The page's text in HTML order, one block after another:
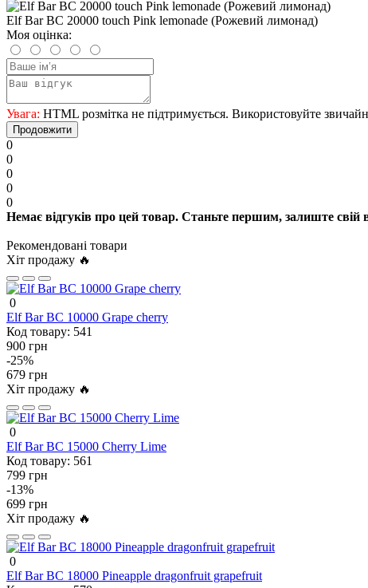
Elf Bar BC 20000 touch Pink lemonade (Рожевий лимонад)
Моя оцінка:
Увага: HTML розмітка не підтримується. Використовуйте
Продовжити
0
0
0
0
0
Немає відгуків про цей товар. Станьте першим, залиште свій
Рекомендовані товари
Хіт продажу 🔥
0
Elf Bar BC 10000 Grape cherry
Код товару: 541
900 грн
-25%
679 грн
Хіт продажу 🔥
0
Elf Bar BC 15000 Cherry Lime
Код товару: 561
799 грн
-13%
699 грн
Хіт продажу 🔥
0
Elf Bar BC 18000 Pineapple dragonfruit grapefruit